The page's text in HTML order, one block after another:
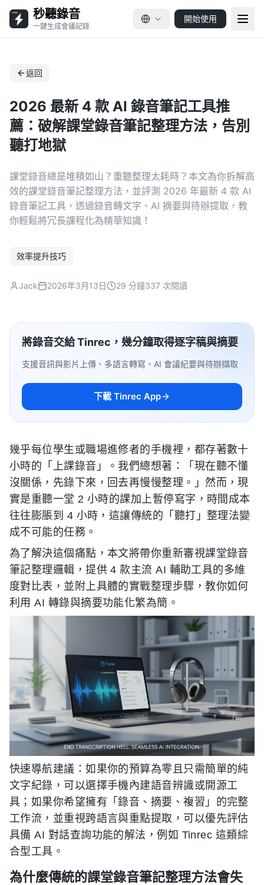
秒聽錄音
一鍵生成會議記錄
開始使用
返回
2026 最新 4 款 AI 錄音筆記工具推
薦：破解課堂錄音筆記整理方法，告別
聽打地獄
課堂錄音總是堆積如山？重聽整理太耗時？本文為你拆解高
效的課堂錄音筆記整理方法，並評測 2026 年最新 4 款 AI
錄音筆記工具，透過錄音轉文字、AI 摘要與待辦提取，教
你輕鬆將冗長課程化為精華知識！
效率提升技巧
Jack 2026年3月13日 29 分鐘337 次閱讀
將錄音交給 Tinrec，幾分鐘取得逐字稿與摘要
支援音訊與影片上傳、多語言轉寫、AI 會議紀要與待辦擷取
下載 Tinrec App
幾乎每位學生或職場進修者的手機裡，都存著數十
小時的「上課錄音」。我們總想著：「現在聽不懂
沒關係，先錄下來，回去再慢慢整理。」然而，現
實是重聽一堂 2 小時的課加上暫停寫字，時間成本
往往膨脹到 4 小時，這讓傳統的「聽打」整理法變
成不可能的任務。
為了解決這個痛點，本文將帶你重新審視課堂錄音
筆記整理邏輯，提供 4 款主流 AI 輔助工具的多維
度對比表，並附上具體的實戰整理步驟，教你如何
利用 AI 轉錄與摘要功能化繁為簡。
快速導航建議：如果你的預算為零且只需簡單的純
文字紀錄，可以選擇手機內建語音辨識或開源工
具；如果你希望擁有「錄音、摘要、複習」的完整
工作流，並重視跨語言與重點提取，可以優先評估
具備 AI 對話查詢功能的解法，例如 Tinrec 這類綜
合型工具。
為什麼傳統的課堂錄音筆記整理方法會失